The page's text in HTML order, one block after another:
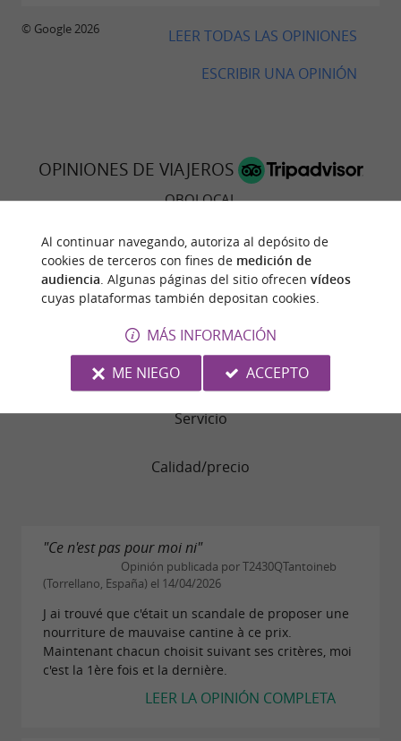
LEER TODAS LAS OPINIONES
ESCRIBIR UNA OPINIÓN
© Google 2026
OPINIONES DE VIAJEROS
OBOLOCAL
11 Opinión
RESUMEN DE OPINIONES
Comida
Servicio
Calidad/precio
"Ce n'est pas pour moi ni"
Opinión publicada por T2430QTantoineb
(Torrellano, España) el 14/04/2026
J ai trouvé que c'était un scandale de proposer une
nourriture de mauvaise cantine à ce prix.
Maintenant chacun choisit suivant ses critères, moi
c'est la 1ère fois et la dernière.
LEER LA OPINIÓN COMPLETA
Al continuar navegando, autoriza al depósito de
cookies de terceros con fines de medición de
audiencia . Algunas páginas del sitio ofrecen vídeos
cuyas plataformas también depositan cookies.
MÁS INFORMACIÓN
ME NIEGO
ACCEPTO